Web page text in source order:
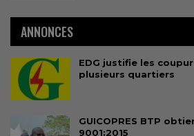
ANNONCES
EDG justifie les
plusieurs quartiers
GUICOPRES BTP
9001:2015